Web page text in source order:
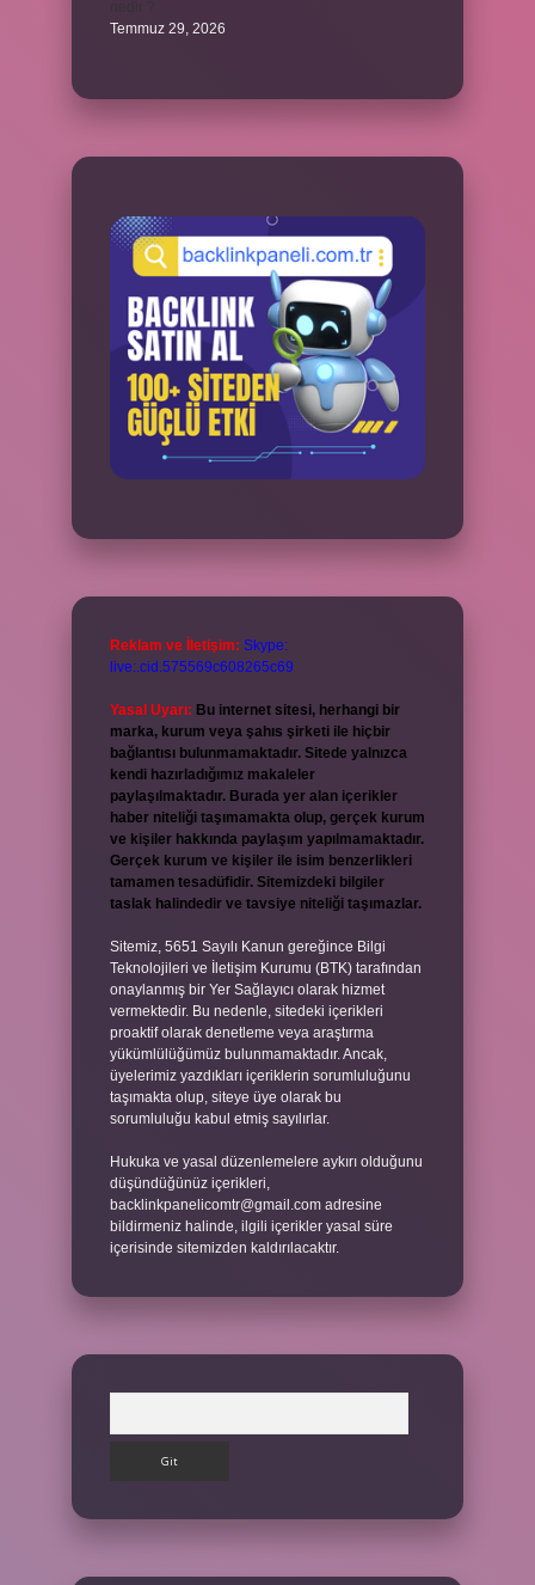
Temmuz 29, 2026
Reklam ve İletişim: Skype:
live:.cid.575569c608265c69
Yasal Uyarı: Bu internet sitesi, herhangi bir
marka, kurum veya şahıs şirketi ile hiçbir
bağlantısı bulunmamaktadır. Sitede yalnızca
kendi hazırladığımız makaleler
paylaşılmaktadır. Burada yer alan içerikler
haber niteliği taşımamakta olup, gerçek kurum
ve kişiler hakkında paylaşım yapılmamaktadır.
Gerçek kurum ve kişiler ile isim benzerlikleri
tamamen tesadüfidir. Sitemizdeki bilgiler
taslak halindedir ve tavsiye niteliği taşımazlar.
Sitemiz, 5651 Sayılı Kanun gereğince Bilgi
Teknolojileri ve İletişim Kurumu (BTK) tarafından
onaylanmış bir Yer Sağlayıcı olarak hizmet
vermektedir. Bu nedenle, sitedeki içerikleri
proaktif olarak denetleme veya araştırma
yükümlülüğümüz bulunmamaktadır. Ancak,
üyelerimiz yazdıkları içeriklerin sorumluluğunu
taşımakta olup, siteye üye olarak bu
sorumluluğu kabul etmiş sayılırlar.
Hukuka ve yasal düzenlemelere aykırı olduğunu
düşündüğünüz içerikleri,
backlinkpanelicomtr@gmail.com adresine
bildirmeniz halinde, ilgili içerikler yasal süre
içerisinde sitemizden kaldırılacaktır.